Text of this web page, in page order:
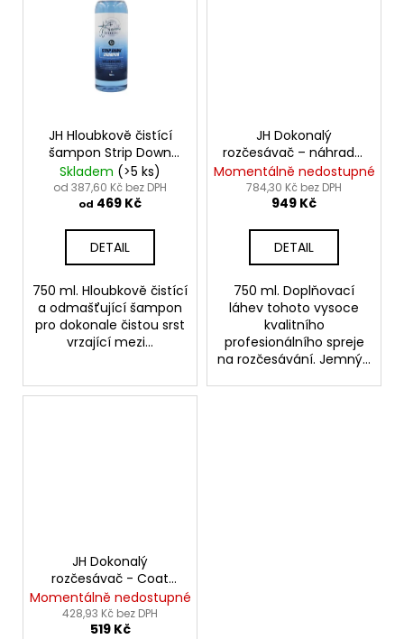
JH Hloubkově čistící
šampon Strip Down
- Strip Down Deep
Cleansing Shampoo
Skladem (>5 ks)
od 387,60 Kč bez DPH
od 469 Kč
DETAIL
750 ml. Hloubkově čistící
a odmašťující šampon
pro dokonale čistou srst
vrzající mezi...
JH Dokonalý
rozčesávač – náhradní
naplň 750ml - Coat
Management Spray
Refill 750ml
Momentálně nedostupné
784,30 Kč bez DPH
949 Kč
DETAIL
750 ml. Doplňovací
láhev tohoto vysoce
kvalitního
profesionálního spreje
na rozčesávání. Jemný...
JH Dokonalý
rozčesávač - Coat
Management Spray
Momentálně nedostupné
428,93 Kč bez DPH
519 Kč